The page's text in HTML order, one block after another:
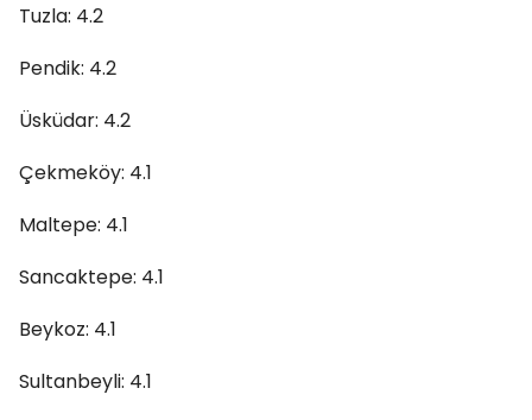
Tuzla: 4.2
Pendik: 4.2
Üsküdar: 4.2
Çekmeköy: 4.1
Maltepe: 4.1
Sancaktepe: 4.1
Beykoz: 4.1
Sultanbeyli: 4.1